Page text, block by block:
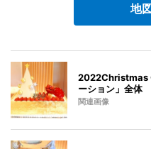
地
2022Christmas
ーション」全体
関連画像